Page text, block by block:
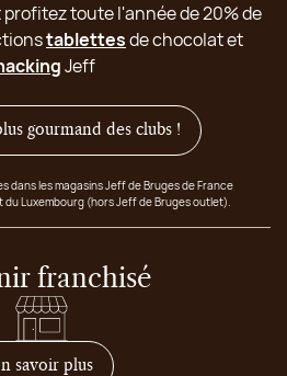
toute l'année de 20% de
tablettesde chocolat et
Jeff
gourmand des clubs !
dans les magasins Jeff de Bruges de France
Luxembourg (hors Jeff de Bruges outlet).
franchisé
savoir plussur comment devenir